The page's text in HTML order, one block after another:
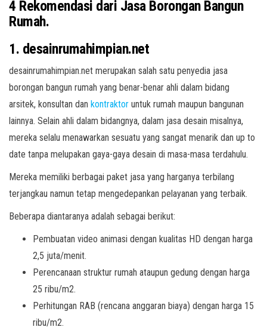
4 Rekomendasi dari Jasa Borongan Bangun
Rumah.
1. desainrumahimpian.net
desainrumahimpian.net merupakan salah satu penyedia jasa
borongan bangun rumah yang benar-benar ahli dalam bidang
arsitek, konsultan dan kontraktor untuk rumah maupun bangunan
lainnya. Selain ahli dalam bidangnya, dalam jasa desain misalnya,
mereka selalu menawarkan sesuatu yang sangat menarik dan up to
date tanpa melupakan gaya-gaya desain di masa-masa terdahulu.
Mereka memiliki berbagai paket jasa yang harganya terbilang
terjangkau namun tetap mengedepankan pelayanan yang terbaik.
Beberapa diantaranya adalah sebagai berikut:
Pembuatan video animasi dengan kualitas HD dengan harga
2,5 juta/menit.
Perencanaan struktur rumah ataupun gedung dengan harga
25 ribu/m2.
Perhitungan RAB (rencana anggaran biaya) dengan harga 15
ribu/m2.